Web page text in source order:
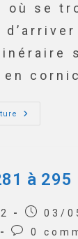
où se
à 295
03/
0